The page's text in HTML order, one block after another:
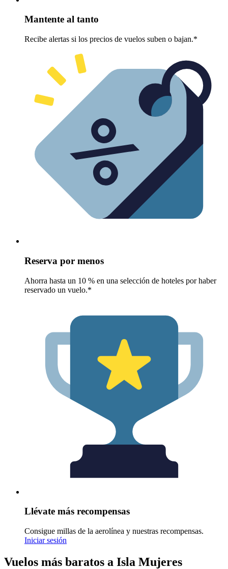
Mantente al tanto
Recibe alertas si los precios de vuelos suben o bajan.*
Reserva por menos
Ahorra hasta un 10 % en una selección de hoteles por haber
reservado un vuelo.*
Llévate más recompensas
Consigue millas de la aerolínea y nuestras recompensas.
Iniciar sesión
Vuelos más baratos a Isla Mujeres